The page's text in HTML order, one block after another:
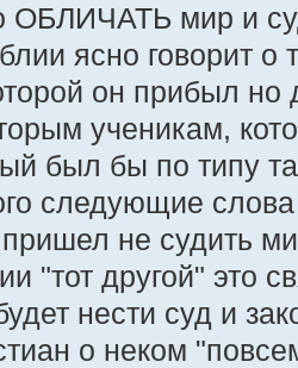
ОБЛИЧАТЬ мир и
ясно говорит о
он прибыл но
ученикам,
был бы по типу
следующие
не судить
"тот другой" это
нести суд и
о неком